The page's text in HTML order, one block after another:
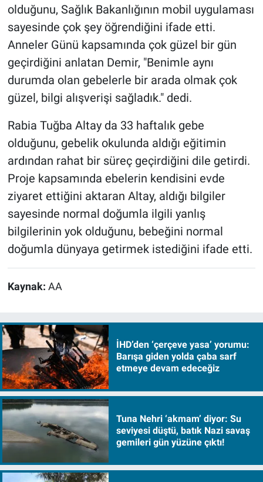
olduğunu, Sağlık Bakanlığının mobil uygulaması
sayesinde çok şey öğrendiğini ifade etti.
Anneler Günü kapsamında çok güzel bir gün
geçirdiğini anlatan Demir, "Benimle aynı
durumda olan gebelerle bir arada olmak çok
güzel, bilgi alışverişi sağladık." dedi.
Rabia Tuğba Altay da 33 haftalık gebe
olduğunu, gebelik okulunda aldığı eğitimin
ardından rahat bir süreç geçirdiğini dile getirdi.
Proje kapsamında ebelerin kendisini evde
ziyaret ettiğini aktaran Altay, aldığı bilgiler
sayesinde normal doğumla ilgili yanlış
bilgilerinin yok olduğunu, bebeğini normal
doğumla dünyaya getirmek istediğini ifade etti.
Kaynak: AA
İHD’den ‘çerçeve yasa’ yorumu:
Barışa giden yolda çaba sarf
etmeye devam edeceğiz
Tuna Nehri ‘akmam’ diyor: Su
seviyesi düştü, batık Nazi savaş
gemileri gün yüzüne çıktı!